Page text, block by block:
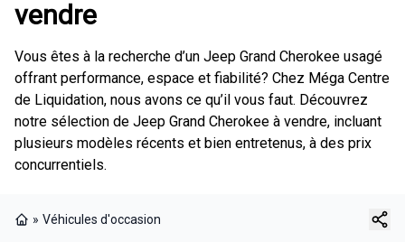
vendre
Vous êtes à la recherche d’un Jeep Grand Cherokee usagé
offrant performance, espace et fiabilité? Chez Méga Centre
de Liquidation, nous avons ce qu’il vous faut. Découvrez
notre sélection de Jeep Grand Cherokee à vendre, incluant
plusieurs modèles récents et bien entretenus, à des prix
concurrentiels.
» Véhicules d'occasion